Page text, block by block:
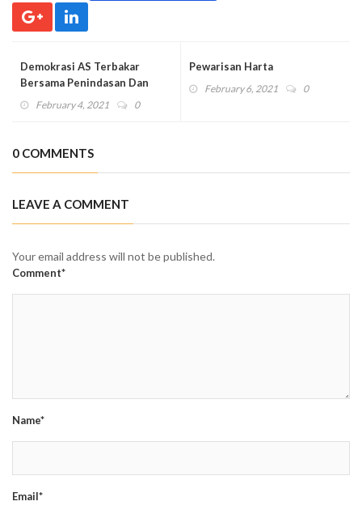
Demokrasi AS Terbakar
Bersama Penindasan Dan
Rasisme
February 4, 2021 0
Pewarisan Harta
February 6, 2021 0
0 COMMENTS
LEAVE A COMMENT
Your email address will not be published.
Comment*
Name*
Email*